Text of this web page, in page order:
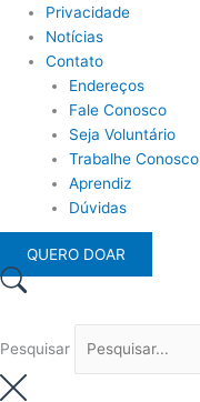
Privacidade
Notícias
Contato
Endereços
Fale Conosco
Seja Voluntário
Trabalhe Conosco
Aprendiz
Dúvidas
QUERO DOAR
Pesquisar